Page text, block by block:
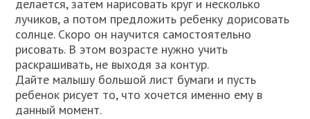
делается, затем нарисовать круг и несколько
лучиков, а потом предложить ребенку дорисовать
солнце. Скоро он научится самостоятельно
рисовать. В этом возрасте нужно учить
раскрашивать, не выходя за контур.
Дайте малышу большой лист бумаги и пусть
ребенок рисует то, что хочется именно ему в
данный момент.